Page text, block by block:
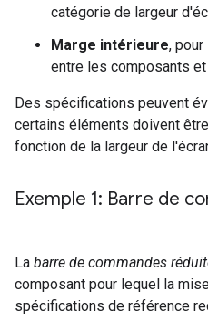
catégorie de largeur
Marge intérieure,
entre les composants
Des spécifications peuvent
certains éléments doivent
fonction de la largeur de
Exemple 1: Barre de
La barre de commandes
composant pour lequel la
spécifications de référence